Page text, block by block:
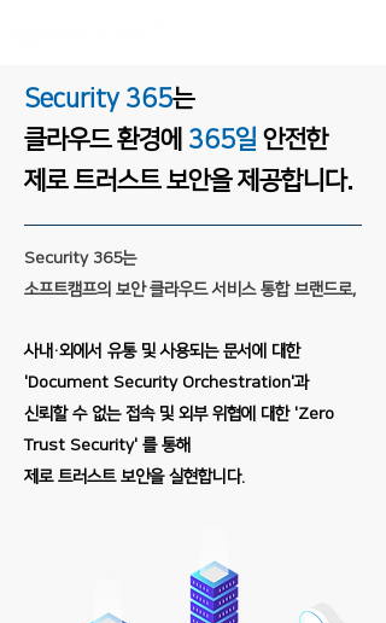
Security 365는
클라우드 환경에 365일 안전한
제로 트러스트 보안을 제공합니다.
Security 365는
소프트캠프의 보안 클라우드 서비스 통합 브랜드로,
​사내·외에서 유통 및 사용되는 문서에 대한
'Document Security Orchestration'과
​신뢰할 수 없는 접속 및 외부 위협에 대한 'Zero
Trust Security' 를 통해
제로 트러스트 보안을 실현합니다.